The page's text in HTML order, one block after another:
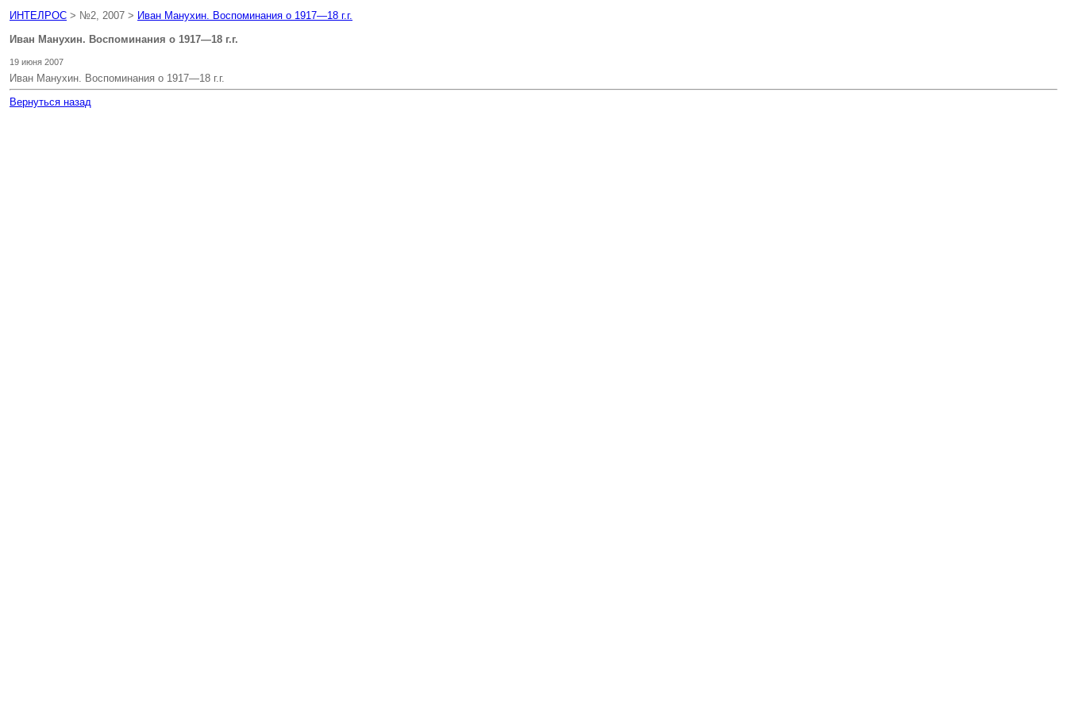
ИНТЕЛРОС > №2, 2007 > Иван Манухин. Воспоминания о 1917—18 г.г.
Иван Манухин. Воспоминания о 1917—18 г.г.
19 июня 2007
Иван Манухин. Воспоминания о 1917—18 г.г.
Вернуться назад